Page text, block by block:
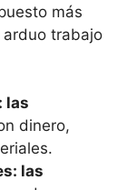
más
arduo trabajo
las
dinero,
las